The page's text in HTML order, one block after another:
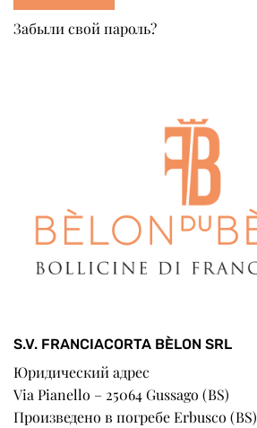
Забыли свой пароль?
S.V. FRANCIACORTA BÈLON SRL
Юридический адрес
Via Pianello – 25064 Gussago (BS)
Произведено в погребе Erbusco (BS)